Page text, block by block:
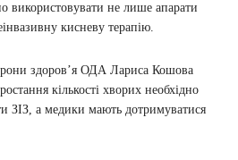
використовувати не лише апарати
кисневу терапію.
здоров’я ОДА Лариса Кошова
кількості хворих необхідно
ЗІЗ, а медики мають дотримуватися